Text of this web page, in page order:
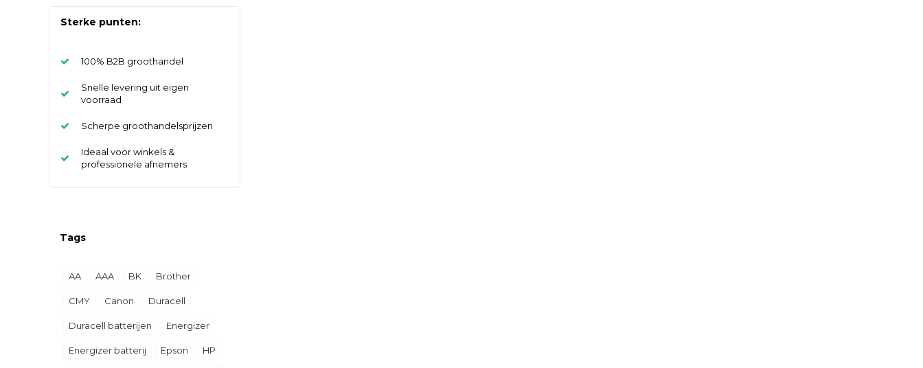
Sterke punten:
100% B2B groothandel
Snelle levering uit eigen
voorraad
Scherpe groothandelsprijzen
Ideaal voor winkels &
professionele afnemers
Tags
AA AAA BK Brother
CMY Canon Duracell
Duracell batterijen Energizer
Energizer batterij Epson HP